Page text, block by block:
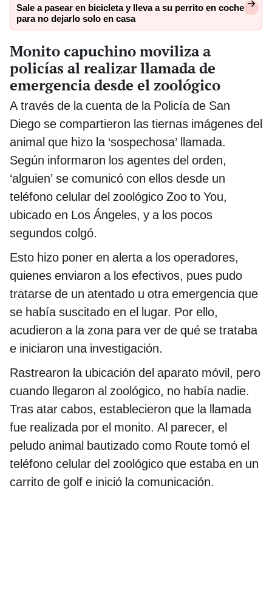
Sale a pasear en bicicleta y lleva a su perrito en coche
para no dejarlo solo en casa
Monito capuchino moviliza a
policías al realizar llamada de
emergencia desde el zoológico
A través de la cuenta de la Policía de San
Diego se compartieron las tiernas imágenes del
animal que hizo la ‘sospechosa’ llamada.
Según informaron los agentes del orden,
‘alguien’ se comunicó con ellos desde un
teléfono celular del zoológico Zoo to You,
ubicado en Los Ángeles, y a los pocos
segundos colgó.
Esto hizo poner en alerta a los operadores,
quienes enviaron a los efectivos, pues pudo
tratarse de un atentado u otra emergencia que
se había suscitado en el lugar. Por ello,
acudieron a la zona para ver de qué se trataba
e iniciaron una investigación.
Rastrearon la ubicación del aparato móvil, pero
cuando llegaron al zoológico, no había nadie.
Tras atar cabos, establecieron que la llamada
fue realizada por el monito. Al parecer, el
peludo animal bautizado como Route tomó el
teléfono celular del zoológico que estaba en un
carrito de golf e inició la comunicación.